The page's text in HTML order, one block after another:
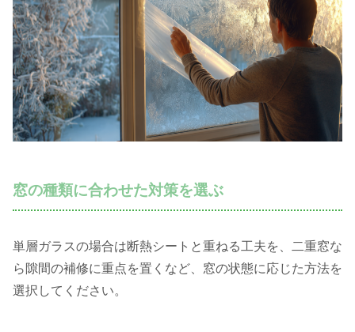
窓の種類に合わせた対策を選ぶ
単層ガラスの場合は断熱シートと重ねる工夫を、二重窓な
ら隙間の補修に重点を置くなど、窓の状態に応じた方法を
選択してください。